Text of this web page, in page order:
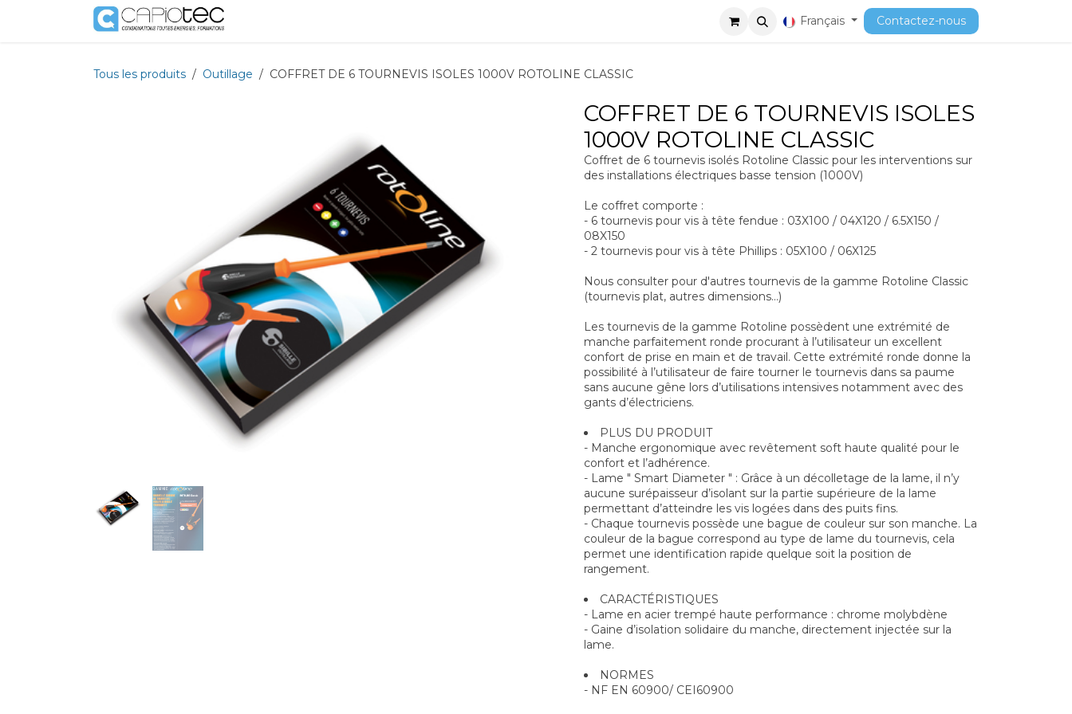
Se rendre au contenu
Recrutement Cours Français Contactez-nous
Tous les produits Outillage COFFRET DE 6 TOURNEVIS ISOLES 1000V ROTOLINE CLASSIC
COFFRET DE 6 TOURNEVIS ISOLES
1000V ROTOLINE CLASSIC
Coffret de 6 tournevis isolés Rotoline Classic pour les interventions sur
des installations électriques basse tension (1000V)
Le coffret comporte :
- 6 tournevis pour vis à tête fendue : 03X100 / 04X120 / 6.5X150 /
08X150
- 2 tournevis pour vis à tête Phillips : 05X100 / 06X125
Nous consulter pour d'autres tournevis de la gamme Rotoline Classic
(tournevis plat, autres dimensions...)
Les tournevis de la gamme Rotoline possèdent une extrémité de
manche parfaitement ronde procurant à l’utilisateur un excellent
confort de prise en main et de travail. Cette extrémité ronde donne la
possibilité à l’utilisateur de faire tourner le tournevis dans sa paume
sans aucune gêne lors d’utilisations intensives notamment avec des
gants d’électriciens.
PLUS DU PRODUIT
- Manche ergonomique avec revêtement soft haute qualité pour le
confort et l’adhérence.
- Lame " Smart Diameter " : Grâce à un décolletage de la lame, il n’y
aucune surépaisseur d’isolant sur la partie supérieure de la lame
permettant d’atteindre les vis logées dans des puits fins.
- Chaque tournevis possède une bague de couleur sur son manche. La
couleur de la bague correspond au type de lame du tournevis, cela
permet une identification rapide quelque soit la position de
rangement.
CARACTÉRISTIQUES
- Lame en acier trempé haute performance : chrome molybdène
- Gaine d’isolation solidaire du manche, directement injectée sur la
lame.
NORMES
- NF EN 60900/ CEI60900